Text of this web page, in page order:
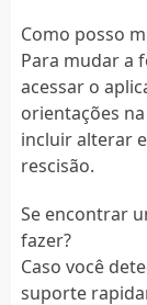
Como posso
Para mudar a
acessar o
orientações
incluir alterar
rescisão.
Se encontrar
fazer?
Caso você
suporte